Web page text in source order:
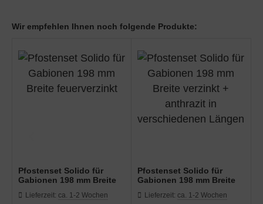
Wir empfehlen Ihnen noch folgende Produkte:
Pfostenset Solido für
Gabionen 198 mm Breite
Lieferzeit: ca. 1-2 Wochen
Pfostenset Solido für
Gabionen 198 mm Breite
verschiedenen Längen
Lieferzeit: ca. 1-2 Wochen